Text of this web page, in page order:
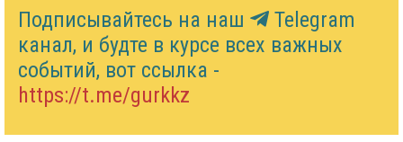
Подписывайтесь на наш
Telegram
канал, и будте в курсе всех важных
событий, вот ссылка -
https://t.me/gurkkz